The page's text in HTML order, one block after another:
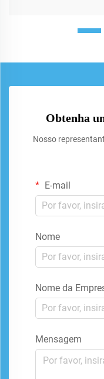
Obtenha
Nosso
E-mail
Nome
Nome da
Mensagem